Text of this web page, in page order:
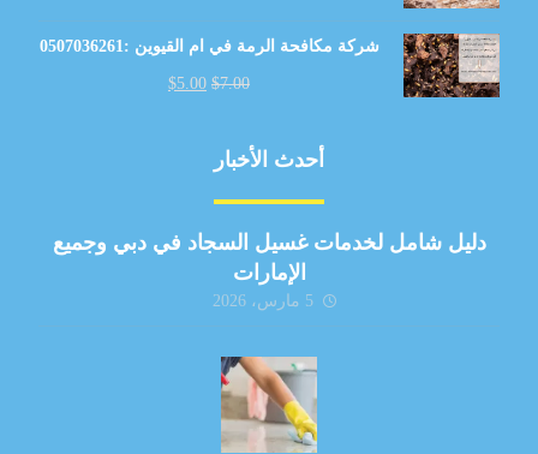
شركة مكافحة الرمة في ام القيوين :0507036261
$7.00
$5.00
أحدث الأخبار
دليل شامل لخدمات غسيل السجاد في دبي وجميع
الإمارات
5 مارس، 2026